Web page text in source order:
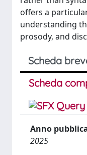
offers a
understanding
prosody, and
Scheda
Scheda
Anno
2025